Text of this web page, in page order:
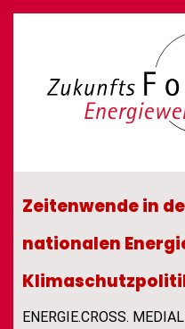
Zeitenwende in
nationalen
ENERGIE.CROSS.